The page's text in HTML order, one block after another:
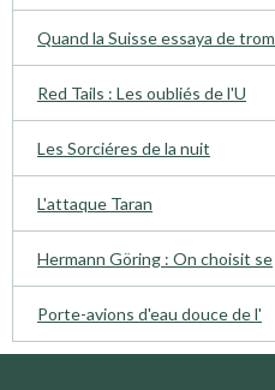
Quand la Suisse essaya de trom
Red Tails : Les oubliés de l'U
Les Sorciéres de la nuit
L'attaque Taran
Hermann Göring : On choisit se
Porte-avions d'eau douce de l'